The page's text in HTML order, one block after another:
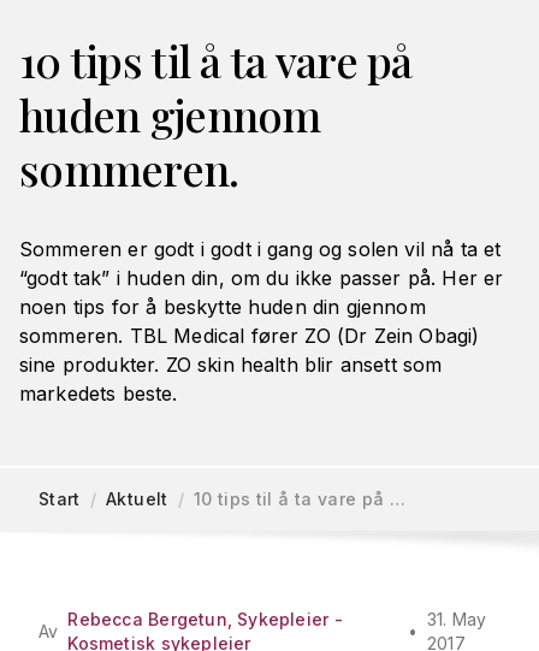
10 tips til å ta vare på
huden gjennom
sommeren.
Sommeren er godt i godt i gang og solen vil nå ta et
“godt tak” i huden din, om du ikke passer på. Her er
noen tips for å beskytte huden din gjennom
sommeren. TBL Medical fører ZO (Dr Zein Obagi)
sine produkter. ZO skin health blir ansett som
markedets beste.
Start / Aktuelt / 10 tips til å ta vare på …
Av
Rebecca Bergetun, Sykepleier -
Kosmetisk sykepleier
•
31. May
2017